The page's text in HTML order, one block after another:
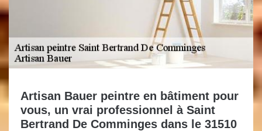
Artisan Bauer peintre en bâtiment pour
vous, un vrai professionnel à Saint
Bertrand De Comminges dans le 31510